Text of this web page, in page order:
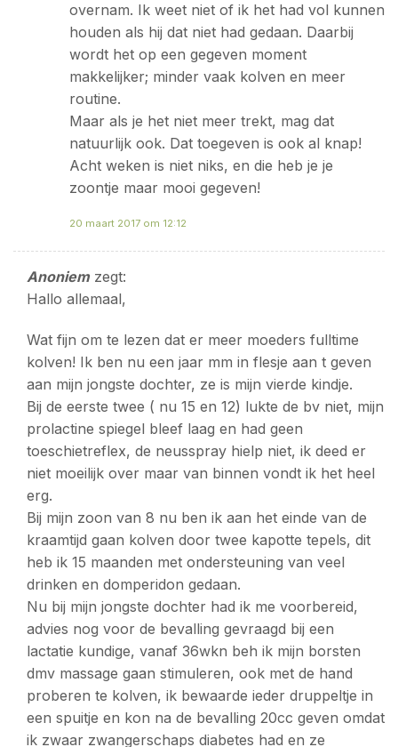
overnam. Ik weet niet of ik het had vol kunnen
houden als hij dat niet had gedaan. Daarbij
wordt het op een gegeven moment
makkelijker; minder vaak kolven en meer
routine.
Maar als je het niet meer trekt, mag dat
natuurlijk ook. Dat toegeven is ook al knap!
Acht weken is niet niks, en die heb je je
zoontje maar mooi gegeven!
20 maart 2017 om 12:12
Anoniem zegt:
Hallo allemaal,
Wat fijn om te lezen dat er meer moeders fulltime
kolven! Ik ben nu een jaar mm in flesje aan t geven
aan mijn jongste dochter, ze is mijn vierde kindje.
Bij de eerste twee ( nu 15 en 12) lukte de bv niet, mijn
prolactine spiegel bleef laag en had geen
toeschietreflex, de neusspray hielp niet, ik deed er
niet moeilijk over maar van binnen vondt ik het heel
erg.
Bij mijn zoon van 8 nu ben ik aan het einde van de
kraamtijd gaan kolven door twee kapotte tepels, dit
heb ik 15 maanden met ondersteuning van veel
drinken en domperidon gedaan.
Nu bij mijn jongste dochter had ik me voorbereid,
advies nog voor de bevalling gevraagd bij een
lactatie kundige, vanaf 36wkn beh ik mijn borsten
dmv massage gaan stimuleren, ook met de hand
proberen te kolven, ik bewaarde ieder druppeltje in
een spuitje en kon na de bevalling 20cc geven omdat
ik zwaar zwangerschaps diabetes had en ze